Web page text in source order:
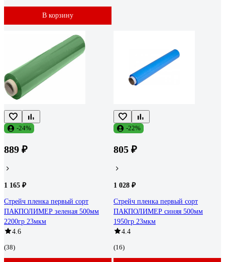
В корзину
-24%
889 ₽
1 165 ₽
Стрейч пленка первый сорт
ПАКПОЛИМЕР зеленая 500мм
2200гр 23мкм
4.6
(38)
-22%
805 ₽
1 028 ₽
Стрейч пленка первый сорт
ПАКПОЛИМЕР синяя 500мм
1950гр 23мкм
4.4
(16)